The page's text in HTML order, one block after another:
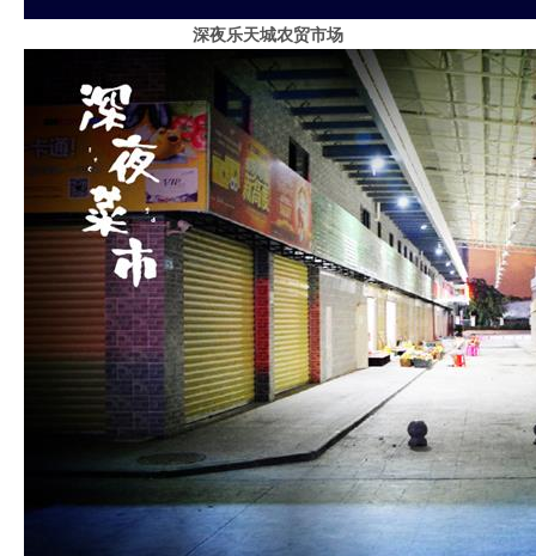
深夜乐天城农贸市场